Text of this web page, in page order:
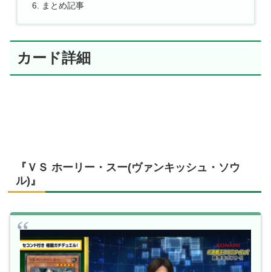
まとめ記事
カード詳細
『ＶＳ ホーリー・スー(ヴァンキッシュ・ソウ
ル)』